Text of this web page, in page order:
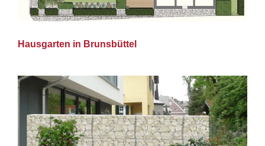
Hausgarten in Brunsbüttel